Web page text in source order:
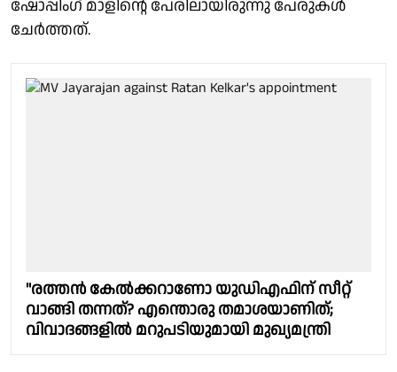
ഷോപ്പിംഗ് മാളിൻ്റെ പേരിലായിരുന്നു പേരുകൾ
ചേർത്തത്.
"രത്തൻ കേൽക്കറാണോ യുഡിഎഫിന് സീറ്റ്
വാങ്ങി തന്നത്? എന്തൊരു തമാശയാണിത്;
വിവാദങ്ങളിൽ മറുപടിയുമായി മുഖ്യമന്ത്രി